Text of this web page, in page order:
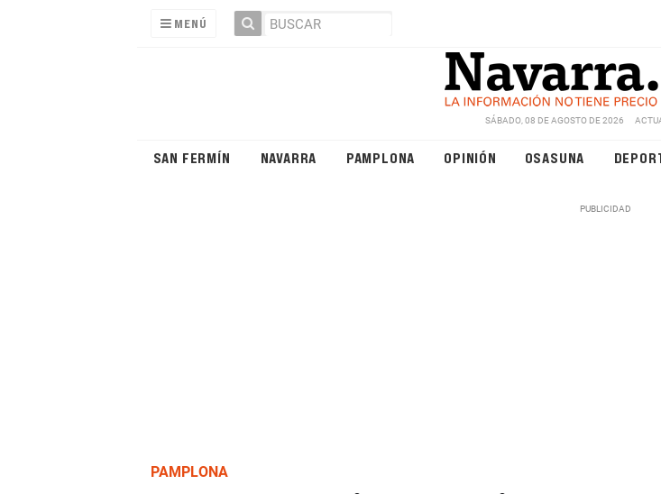
MENÚ
SÁBADO, 08 DE AGOSTO DE 2026
SAN FERMÍN NAVARRA PAMPLONA OPINIÓN OSASUNA
PAMPLONA